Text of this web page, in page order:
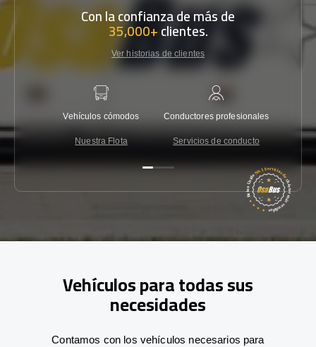
Con la confianza de más de
35,000+clientes.
Ver historias de clientes
Vehículos cómodos
Nuestra Flota
Conductores profesionales
Servicios de conducto
Vehículos para todas sus
necesidades
Contamos con los vehículos necesarios para